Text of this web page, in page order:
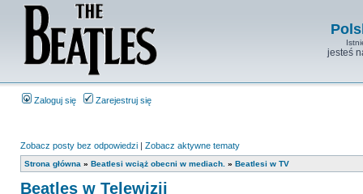
jesteś
Zaloguj się Zarejestruj się
Zobacz posty bez odpowiedzi | Zobacz aktywne tematy
Strona główna » Beatlesi wciąż obecni w mediach. » Beatlesi w TV
Beatles w Telewizji